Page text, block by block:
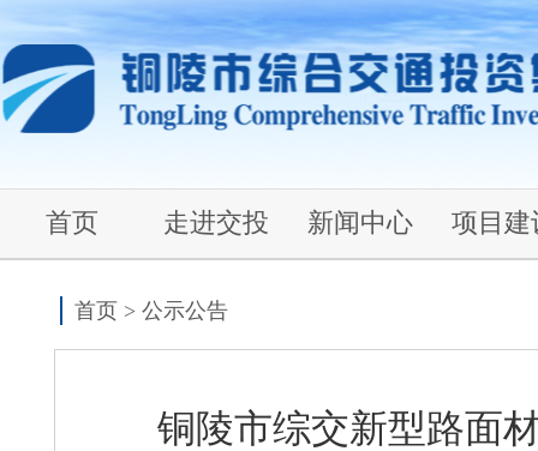
首页 走进交投 新闻中心 项目建
首页 > 公示公告
铜陵市综交新型路面